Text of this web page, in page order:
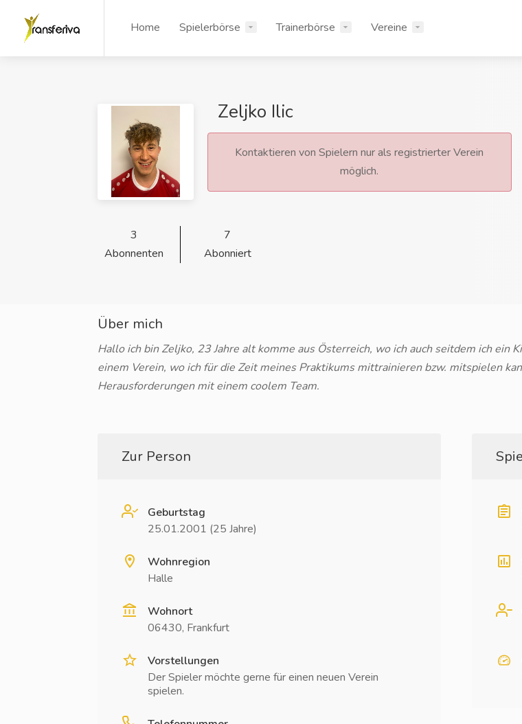
Home Spielerbörse Trainerbörse Vereine
Zeljko Ilic
Kontaktieren von Spielern nur als registrierter Verein
möglich.
3
Abonnenten
7
Abonniert
Über mich
Hallo ich bin Zeljko, 23 Jahre alt komme aus Österreich, wo ich auch seitdem ich ein
einem Verein, wo ich für die Zeit meines Praktikums mittrainieren bzw. mitspielen
Herausforderungen mit einem coolem Team.
Zur Person
Geburtstag
25.01.2001 (25 Jahre)
Wohnregion
Halle
Wohnort
06430, Frankfurt
Vorstellungen
Der Spieler möchte gerne für einen neuen Verein
spielen.